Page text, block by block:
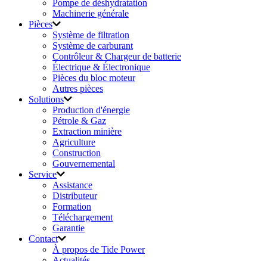
Pompe de déshydratation
Machinerie générale
Pièces
Système de filtration
Système de carburant
Contrôleur & Chargeur de batterie
Électrique & Électronique
Pièces du bloc moteur
Autres pièces
Solutions
Production d'énergie
Pétrole & Gaz
Extraction minière
Agriculture
Construction
Gouvernemental
Service
Assistance
Distributeur
Formation
Téléchargement
Garantie
Contact
À propos de Tide Power